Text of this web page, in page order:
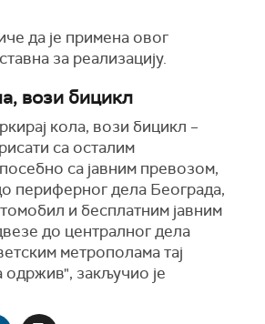
да је примена овог
за реализацију.
вози бицикл
кола, вози бицикл –
са осталим
са јавним превозом,
периферног дела Београда,
и бесплатним јавним
до централног дела
метрополама тај
одржив", закључио је